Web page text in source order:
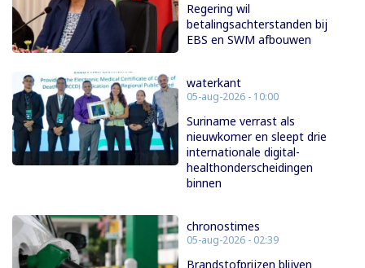
Regering wil
betalingsachterstanden bij
EBS en SWM afbouwen
waterkant
05-aug-2026 - 10:00
Suriname verrast als
nieuwkomer en sleept drie
internationale digital-
healthonderscheidingen
binnen
chronostimes
05-aug-2026 - 02:39
Brandstofprijzen blijven